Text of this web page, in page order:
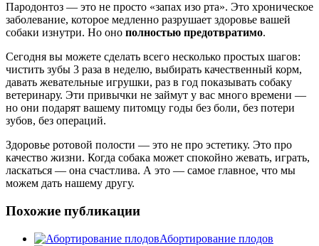
Пародонтоз — это не просто «запах изо рта». Это хроническое
заболевание, которое медленно разрушает здоровье вашей
собаки изнутри. Но оно полностью предотвратимо.
Сегодня вы можете сделать всего несколько простых шагов:
чистить зубы 3 раза в неделю, выбирать качественный корм,
давать жевательные игрушки, раз в год показывать собаку
ветеринару. Эти привычки не займут у вас много времени —
но они подарят вашему питомцу годы без боли, без потери
зубов, без операций.
Здоровье ротовой полости — это не про эстетику. Это про
качество жизни. Когда собака может спокойно жевать, играть,
ласкаться — она счастлива. А это — самое главное, что мы
можем дать нашему другу.
Похожие публикации
Абортирование плодов